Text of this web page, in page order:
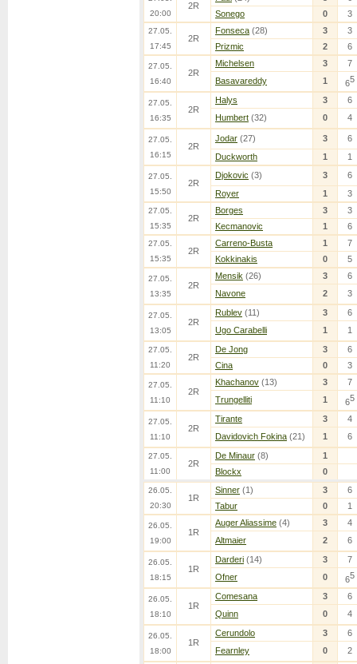
20:00
2R
Sonego
0 3
27.05.
17:45
2R
Fonseca (28) 3
3
Prizmic
2 6
27.05.
16:40
2R
Michelsen 3
7
Basavareddy
1 65
27.05.
16:35
2R
Halys 3
6
Humbert (32) 0 4
27.05.
16:15
2R
Jodar (27) 3
6
Duckworth
1 1
27.05.
15:50
2R
Djokovic (3) 3
6
Royer
1 3
27.05.
15:35
2R
Borges 3
3
Kecmanovic
1 6
27.05.
15:35
2R
Carreno-Busta 1
7
Kokkinakis
0 5
27.05.
13:35
2R
Mensik (26) 3
6
Navone
2 3
27.05.
13:05
2R
Rublev (11) 3
6
Ugo Carabelli
1 1
27.05.
11:20
2R
De Jong 3
6
Cina
0 3
27.05.
11:10
2R
Khachanov (13) 3
7
Trungelliti
1 65
27.05.
11:10
2R
Tirante 3
4
Davidovich Fokina (21) 1 6
27.05.
11:00
2R
De Minaur (8)
1
Blockx
0
26.05.
20:30
1R
Sinner (1) 3
6
Tabur
0 1
26.05.
19:00
1R
Auger Aliassime (4) 3
4
Altmaier
2 6
26.05.
18:15
1R
Darderi (14) 3
7
Ofner
0 65
26.05.
18:10
1R
Comesana 3
6
Quinn
0 4
26.05.
18:00
1R
Cerundolo 3
6
Fearnley
0 2